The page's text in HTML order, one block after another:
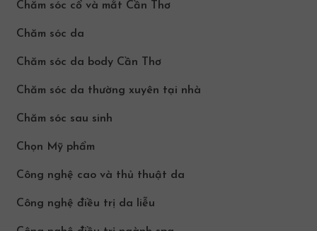
Chăm sóc cổ và mắt Cần Thơ
Chăm sóc da
Chăm sóc da body Cần Thơ
Chăm sóc da thường xuyên tại nhà
Chăm sóc sau sinh
Chọn Mỹ phẩm
Công nghệ cao và thủ thuật da
Công nghệ điều trị da liễu